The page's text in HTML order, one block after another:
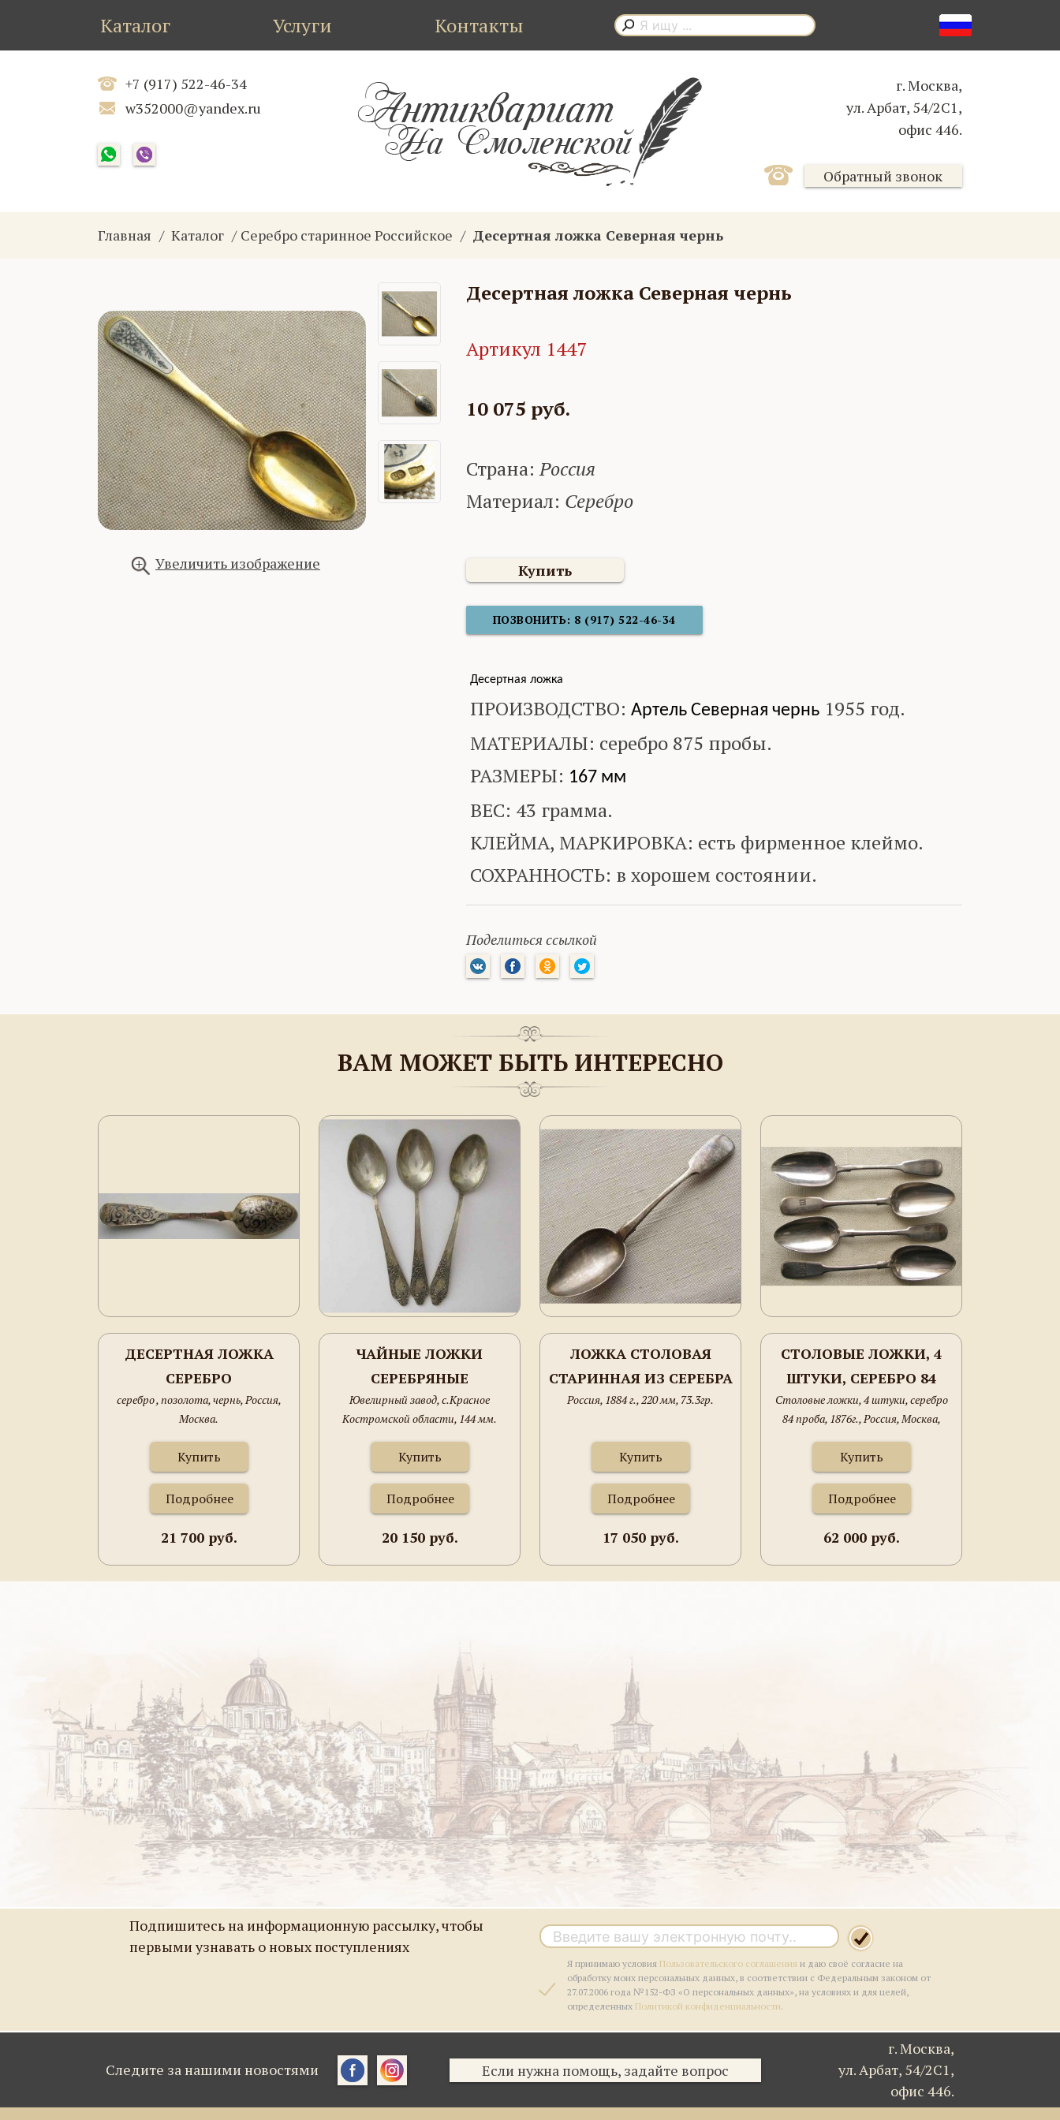
Каталог Услуги Контакты
+7 (917) 522-46-34
w352000@yandex.ru
г. Москва,
ул. Арбат, 54/2С1,
офис 446.
Обратный звонок
Главная Каталог Серебро старинное Российское Десертная ложка Северная чернь
Увеличить изображение
Десертная ложка Северная чернь
Артикул 1447
10 075 руб.
Страна:Россия
Материал: Серебро
Купить
ПОЗВОНИТЬ: 8 (917) 522-46-34
Десертная ложка
ПРОИЗВОДСТВО: Артель Северная чернь1955 год.
МАТЕРИАЛЫ: серебро 875 пробы.
РАЗМЕРЫ: 167 мм
ВЕС: 43 грамма.
КЛЕЙМА, МАРКИРОВКА: есть фирменное клеймо.
СОХРАННОСТЬ: в хорошем состоянии.
Поделиться ссылкой
ВАМ МОЖЕТ БЫТЬ ИНТЕРЕСНО
ДЕСЕРТНАЯ ЛОЖКА
СЕРЕБРО
серебро , позолота, чернь, Россия,
Москва.
Купить
Подробнее
21 700 руб.
ЧАЙНЫЕ ЛОЖКИ
СЕРЕБРЯНЫЕ
АНТИКВАРНЫЕ
Ювелирный завод, с.Красное
Костромской области, 144 мм.
Купить
Подробнее
20 150 руб.
ЛОЖКА СТОЛОВАЯ
СТАРИННАЯ ИЗ СЕРЕБРА
Россия, 1884 г., 220 мм, 73.3гр.
Купить
Подробнее
17 050 руб.
СТОЛОВЫЕ ЛОЖКИ, 4
ШТУКИ, СЕРЕБРО 84
ПРОБА, 1876Г., РОССИЯ,
МОСКВА, ИВАН
АЛЕКСЕЕВ, 301ГРАММ.
217ММ.
Столовые ложки, 4 штуки, серебро
84 проба, 1876г., Россия, Москва,
Купить
Подробнее
62 000 руб.
Подпишитесь на информационную рассылку, чтобы
первыми узнавать о новых поступлениях
Я принимаю условия Пользовательского соглашения и даю своё согласие на
обработку моих персональных данных, в соответствии с Федеральным законом от
27.07.2006 года №152-ФЗ «О персональных данных», на условиях и для целей,
определенных Политикой конфиденциальности.
Следите за нашими новостями Если нужна помощь, задайте вопрос
г. Москва,
ул. Арбат, 54/2С1,
офис 446.